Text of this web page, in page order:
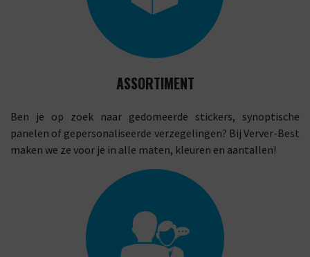
ASSORTIMENT
Ben je op zoek naar gedomeerde stickers, synoptische
panelen of gepersonaliseerde verzegelingen? Bij Verver-Best
maken we ze voor je in alle maten, kleuren en aantallen!